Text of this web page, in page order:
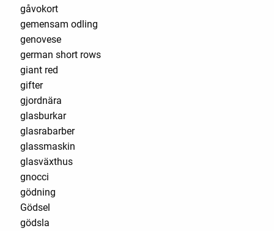
gåvokort
gemensam odling
genovese
german short rows
giant red
gifter
gjordnära
glasburkar
glasrabarber
glassmaskin
glasväxthus
gnocci
gödning
Gödsel
gödsla